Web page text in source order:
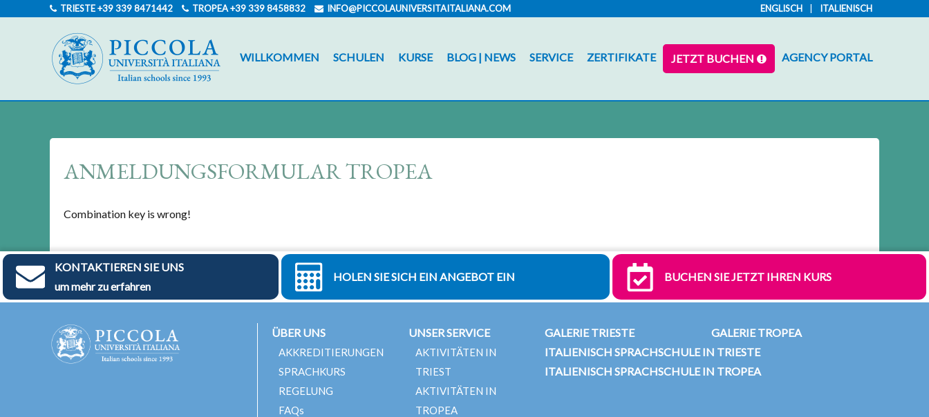
TRIESTE+39 339 8471442 TROPEA+39 339 8458832 INFO@PICCOLAUNIVERSITAITALIANA.COM ENGLISCH ITALIENISCH
WILLKOMMEN SCHULEN KURSE BLOG | NEWS SERVICE ZERTIFIKATE JETZT BUCHEN AGENCY PORTAL
ANMELDUNGSFORMULAR TROPEA
Combination key is wrong!
KONTAKTIEREN SIE UNS
um mehr zu erfahren
HOLEN SIE SICH EIN ANGEBOT EIN BUCHEN SIE JETZT IHREN KURS
ÜBER UNS
AKKREDITIERUNGEN
SPRACHKURS
REGELUNG
FAQs
UNSER SERVICE
AKTIVITÄTEN IN
TRIEST
AKTIVITÄTEN IN
TROPEA
GALERIE TRIESTE
GALERIE TROPEA
ITALIENISCH SPRACHSCHULE IN TRIESTE
ITALIENISCH SPRACHSCHULE IN TROPEA